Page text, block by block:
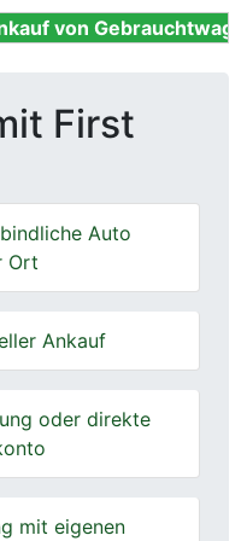
von
First
Auto
Ort
Ankauf
oder direkte
mit eigenen